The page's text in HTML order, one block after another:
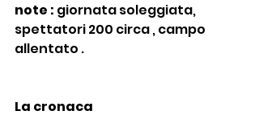
note : giornata soleggiata,
spettatori 200 circa , campo
allentato .
La cronaca